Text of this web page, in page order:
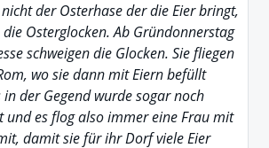
der Osterhase der die Eier bringt,
Osterglocken. Ab Gründonnerstag
schweigen die Glocken. Sie fliegen
wo sie dann mit Eiern befüllt
in der Gegend wurde sogar noch
und es flog also immer eine Frau mit
damit sie für ihr Dorf viele Eier